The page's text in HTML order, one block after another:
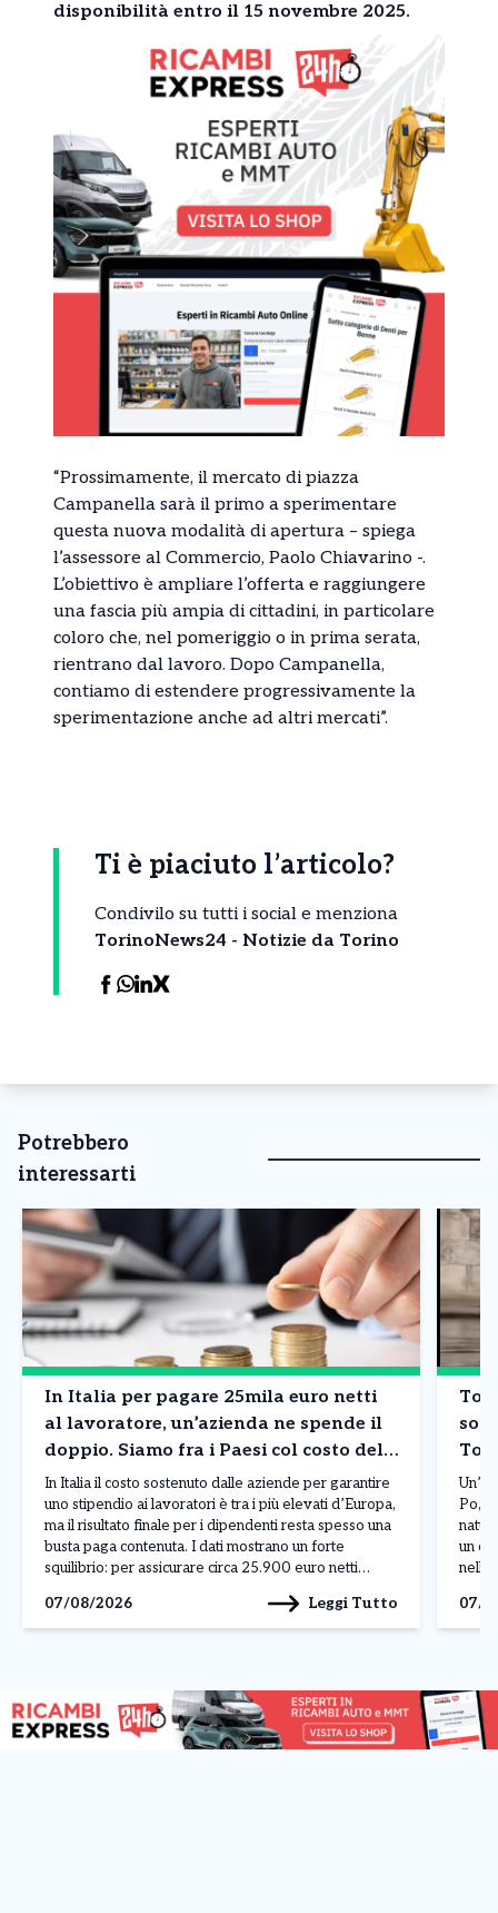
disponibilità entro il 15 novembre 2025.
“Prossimamente, il mercato di piazza
Campanella sarà il primo a sperimentare
questa nuova modalità di apertura – spiega
l’assessore al Commercio, Paolo Chiavarino -.
L’obiettivo è ampliare l’offerta e raggiungere
una fascia più ampia di cittadini, in particolare
coloro che, nel pomeriggio o in prima serata,
rientrano dal lavoro. Dopo Campanella,
contiamo di estendere progressivamente la
sperimentazione anche ad altri mercati”.
Ti è piaciuto l’articolo?
Condivilo su tutti i social e menziona
TorinoNews24 - Notizie da Torino
Potrebbero
interessarti
In Italia per pagare 25mila euro netti
al lavoratore, un’azienda ne spende il
doppio. Siamo fra i Paesi col costo del
lavoro più in alto in Europa. I dati
In Italia il costo sostenuto dalle aziende per garantire
uno stipendio ai lavoratori è tra i più elevati d’Europa,
ma il risultato finale per i dipendenti resta spesso una
busta paga contenuta. I dati mostrano un forte
squilibrio: per assicurare circa 25.900 euro netti
una spesa complessiva vicina […]
07/08/2026 Leggi Tutto
Po,
un
nelle
07/